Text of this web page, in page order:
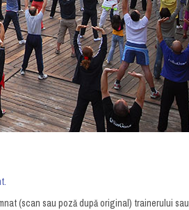
(scan sau poză după original) trainerului sau